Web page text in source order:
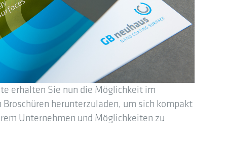
erhalten Sie nun die Möglichkeit im
herunterzuladen, um sich kompakt
Unternehmen und Möglichkeiten zu